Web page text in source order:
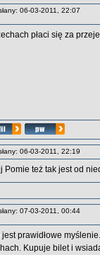
06-03-2011, 22:07
płaci się za
06-03-2011, 22:19
Pomie też tak jest od
07-03-2011, 00:44
jest prawidłowe
Kupuje bilet i